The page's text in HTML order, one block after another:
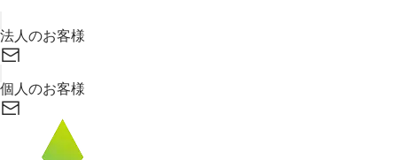
法人のお客様
個人のお客様